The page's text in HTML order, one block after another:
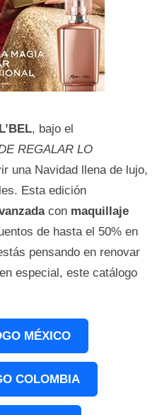
, bajo el
REGALAR LO
una Navidad llena de lujo,
Esta edición
con maquillaje
de hasta el 50% en
pensando en renovar
especial, este catálogo
MÉXICO
COLOMBIA